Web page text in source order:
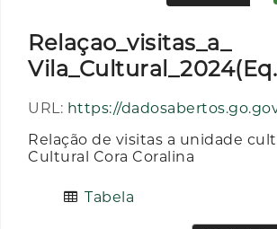
Relaçao_visitas_a_
URL: https://dadosabertos.go.gov.br/dataset/93d207fc-c9bf-4c70-ac13-585f4493a60e/resource/668cc792-99a4-4276-9ff8-
Relação de visitas a unidade
Cultural Cora Coralina
Tabela